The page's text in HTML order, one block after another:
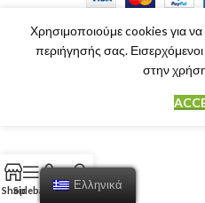
Χρησιμοποιούμε cookies για να
περιήγησής σας.
στην
Ελληνικά
ShopSidebar Cart
My account